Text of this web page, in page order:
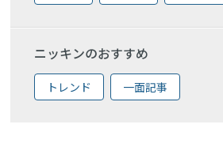
ニッキンのおすすめ
トレンド 一面記事